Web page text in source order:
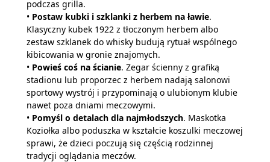
podczas grilla.
• Postaw kubki i szklanki z herbem na ławie.
Klasyczny kubek 1922 z tłoczonym herbem albo
zestaw szklanek do whisky budują rytuał wspólnego
kibicowania w gronie znajomych.
• Powieś coś na ścianie. Zegar ścienny z grafiką
stadionu lub proporzec z herbem nadają salonowi
sportowy wystrój i przypominają o ulubionym klubie
nawet poza dniami meczowymi.
• Pomyśl o detalach dla najmłodszych. Maskotka
Koziołka albo poduszka w kształcie koszulki meczowej
sprawi, że dzieci poczują się częścią rodzinnej
tradycji oglądania meczów.